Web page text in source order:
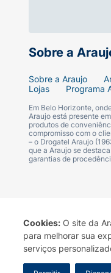
Cookies: O site da
para melhorar sua
serviços
Sobre a
Sobre a Araujo
Lojas
Programa
Em Belo Horizonte,
Araujo está presente
produtos de
compromisso com o
– o Drogatel Araujo
que a Araujo se
garantias de
Termo de Uso
A Drogaria Araujo S/A
marca. Para sua